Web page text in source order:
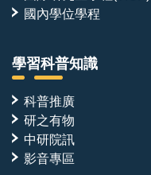
國內學位學程
學習科普知識
科普推廣
研之有物
中研院訊
影音專區